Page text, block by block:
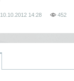
10.10.2012 14:28 452